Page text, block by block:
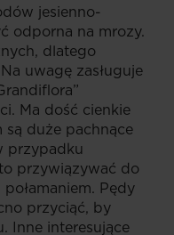
jesienno-
odporna na mrozy.
dlatego
uwagę zasługuje
Ma dość cienkie
duże pachnące
przypadku
przywiązywać do
Pędy
przyciąć, by
Inne interesujące